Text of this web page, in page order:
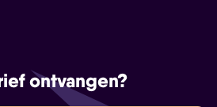
ontvangen?